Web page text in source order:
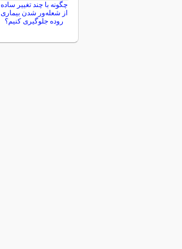
چگونه با چند تغییر ساده
از شعله‌ور شدن بیماری
روده جلوگیری کنیم؟